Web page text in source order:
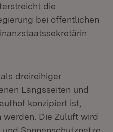
die
bei öffentlichen
dreireihiger
Längsseiten und
konzipiert ist,
werden. Die Zuluft wird